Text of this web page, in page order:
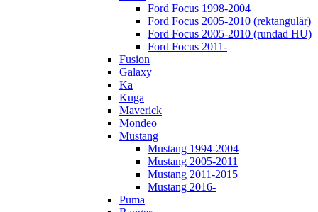
Ford Focus 1998-2004
Ford Focus 2005-2010 (rektangulär)
Ford Focus 2005-2010 (rundad HU)
Ford Focus 2011-
Fusion
Galaxy
Ka
Kuga
Maverick
Mondeo
Mustang
Mustang 1994-2004
Mustang 2005-2011
Mustang 2011-2015
Mustang 2016-
Puma